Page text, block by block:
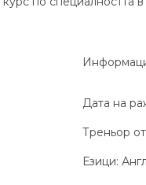
Дата на
Треньор
Езици: